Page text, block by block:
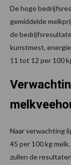
De hoge
gemiddelde
de
kunstmest,
11 tot 12 per 100
Naar verwachting
45 per 100 kg
zullen de